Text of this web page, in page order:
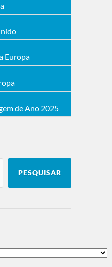
Europa
de Ano 2025
PESQUISAR